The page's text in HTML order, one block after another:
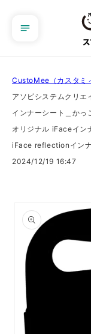
進む
CustoMee（カスタミ
アソビシステムクリエ
インナーシート＿かっ
オリジナル iFaceイン
iFace reflectionイン
2024/12/19 16:47
報にス
キップ